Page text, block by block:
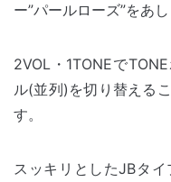
ー”パールローズ”をあ
2VOL・1TONEで
ル(並列)を切り替える
す。
スッキリとしたJBタ